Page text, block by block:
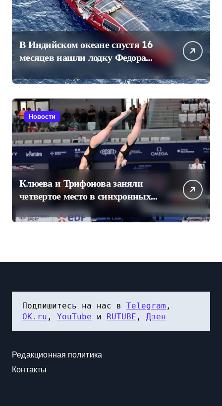
В Индийском океане спустя 16
месяцев нашли лодку Федора
Конюхова
Новости
Клюева и Трифонова заняли
четвертое место в синхронных
прыжках в воду на чемпионате
Европы
Подпишитесь на нас в Telegram
OK.ru , YouTube и RUTUBE , Дзен
Редакционная политика
Контакты